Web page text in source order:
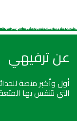
عن ترفيهي
أول وأكبر منصة
التي نتنفس بها